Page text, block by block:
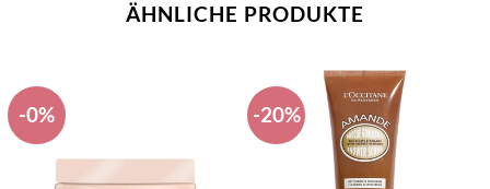
ÄHNLICHE PRODUKTE
-0% -20%